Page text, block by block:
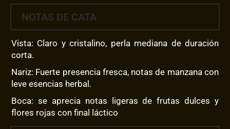
ES
TOBALÁ
cantidad
NOTAS DE CATA
Vista: Claro y cristalino, perla mediana de duración
corta.
Nariz: Fuerte presencia fresca, notas de manzana con
leve esencias herbal.
Boca: se aprecia notas ligeras de frutas dulces y
flores rojas con final láctico